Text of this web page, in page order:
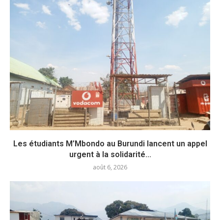
Les étudiants M’Mbondo au Burundi lancent un appel
urgent à la solidarité...
août 6, 2026